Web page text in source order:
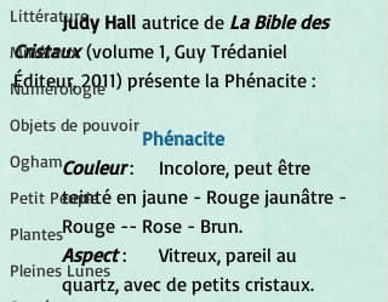
Littérature
Minéraux
Numérologie
Objets de pouvoir
Ogham
Petit Peuple
Plantes
Pleines Lunes
Judy Hall autrice de La Bible des
Cristaux (volume 1, Guy Trédaniel
Éditeur, 2011) présente la Phénacite :
Phénacite
Couleur :	Incolore, peut être
teinté en jaune - Rouge jaunâtre -
Rouge -- Rose - Brun.
Aspect :	Vitreux, pareil au
quartz, avec de petits cristaux.